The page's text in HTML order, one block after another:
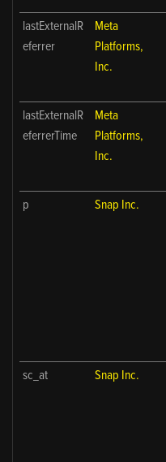
lastExternalR
eferrer
Meta
Platforms,
Inc.
lastExternalR
eferrerTime
Meta
Platforms,
Inc.
p Snap Inc.
sc_at Snap Inc.